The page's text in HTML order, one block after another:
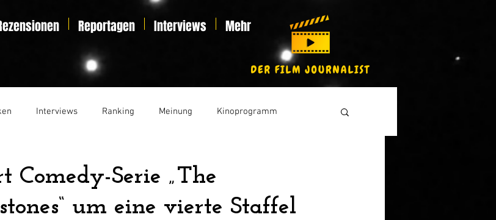
Reportagen Interviews Mehr
Interviews Ranking Meinung Kinoprogramm
Comedy-Serie „The
um eine vierte Staffel